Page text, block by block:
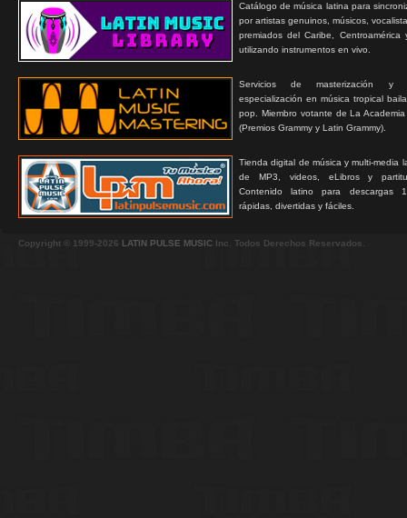
Catálogo de música latina para
por artistas genuinos, músicos,
premiados del Caribe, Centroamérica
utilizando instrumentos en vivo.
Servicios de masterización y
especialización en música tropical
pop. Miembro votante de La
(Premios Grammy y Latin Grammy).
Tienda digital de música y multi-media
de MP3, videos, eLibros y
Contenido latino para descargas
rápidas, divertidas y fáciles.
Copyright © 1999-2026 LATIN PULSE MUSIC Inc. Todos Derechos Reservados.